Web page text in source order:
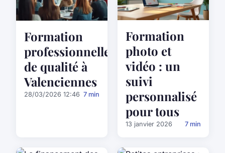
Formation
professionnelle
de qualité à
Valenciennes
28/03/2026 12:46 7 min
Formation
photo et
vidéo : un
suivi
personnalisé
pour tous
13 janvier 2026 7 min